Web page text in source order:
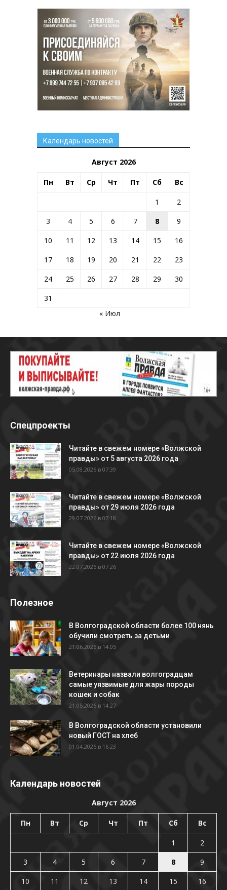
Календарь новостей
Август 2026
Пн Вт Ср Чт Пт Сб Вс
1
2
3
4 5 6 7 8
9
10
11 12 13 14 15
16
17
18 19 20 21 22
23
24
25 26 27 28 29
30
31
« Июл
Спецпроекты
Читайте в свежем номере «Волжской
правды» от 5 августа 2026 года
05.08.2026 в 07:39
Читайте в свежем номере «Волжской
правды» от 29 июля 2026 года
29.07.2026 в 07:18
Читайте в свежем номере «Волжской
правды» от 22 июля 2026 года
22.07.2026 в 07:26
Полезное
В Волгоградской области более 100 нянь
обучили смотреть за детьми
21.06.2026 в 14:05
Ветеринары назвали волгоградцам
самые уязвимые для жары породы
кошек и собак
21.05.2026 в 14:27
В Волгоградской области установили
новый ГОСТ на хлеб
01.04.2026 в 16:23
Календарь новостей
Август 2026
Пн Вт Ср Чт Пт Сб Вс
1
2
3
4 5 6 7 8
9
10
11 12 13 14 15
16